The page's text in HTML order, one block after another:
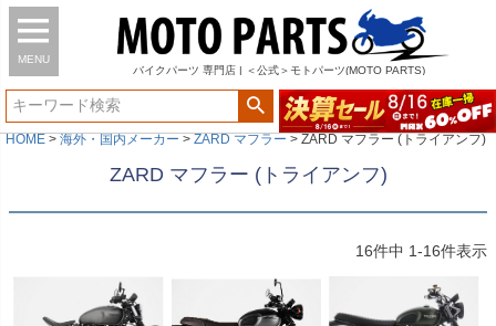
MENU
バイク パーツ 専門店 | ＜公式＞モトパーツ(MOTO PARTS)
HOME 海外・国内メーカー ZARD マフラー ZARD マフラー (トライアンフ)
ZARD マフラー (トライアンフ)
16件中 1-16件表示